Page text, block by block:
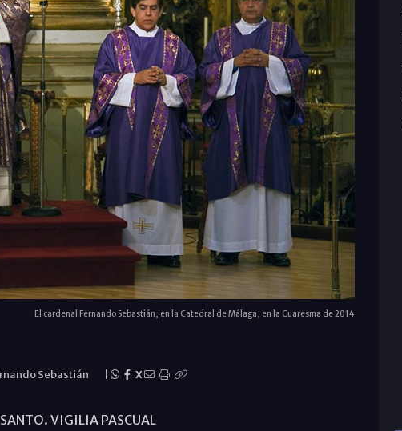
El cardenal Fernando Sebastián, en la Catedral de Málaga, en la Cuaresma de 2014
Sebastián X
VIGILIA PASCUAL